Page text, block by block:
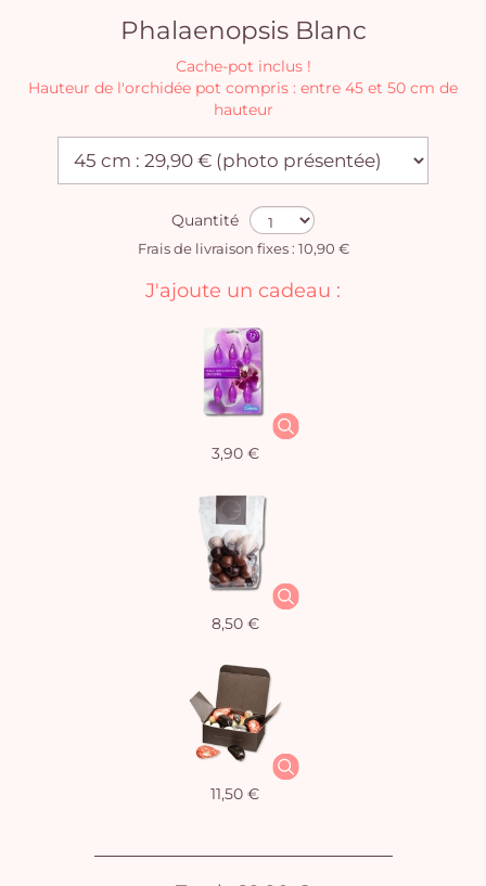
Phalaenopsis Blanc
Cache-pot inclus !
Hauteur de l'orchidée pot compris : entre 45 et 50 cm de
hauteur
Quantité
Frais de livraison fixes : 10,90 €
J'ajoute un cadeau :
3,90 €
8,50 €
11,50 €